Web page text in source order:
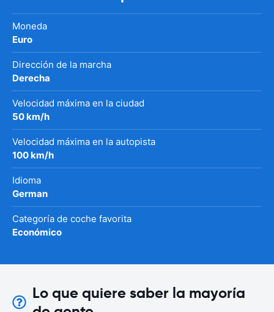
Moneda
Euro
Dirección de la marcha
Derecha
Velocidad máxima en la ciudad
50 km/h
Velocidad máxima en la autopista
100 km/h
Idioma
German
Categoría de coche favorita
Económico
Lo que quiere saber la mayoría